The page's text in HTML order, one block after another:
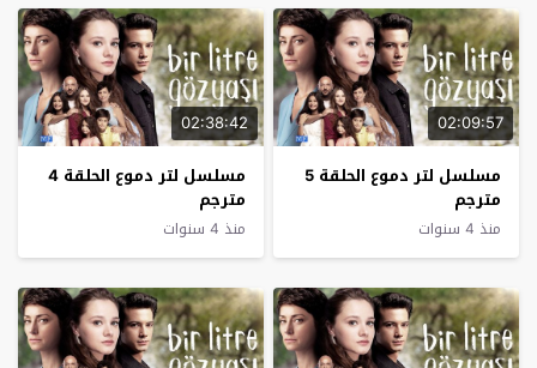
02:09:57
مسلسل لتر دموع الحلقة 5
مترجم
منذ 4 سنوات
02:38:42
مسلسل لتر دموع الحلقة 4
مترجم
منذ 4 سنوات